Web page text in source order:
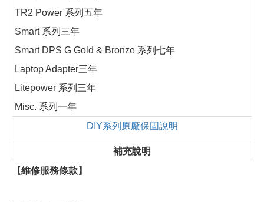
TR2 Power 系列五年
Smart 系列三年
Smart DPS G Gold & Bronze 系列七年
Laptop Adapter三年
Litepower 系列三年
Misc. 系列一年
DIY系列原廠保固說明
補充說明
【維修服務條款】